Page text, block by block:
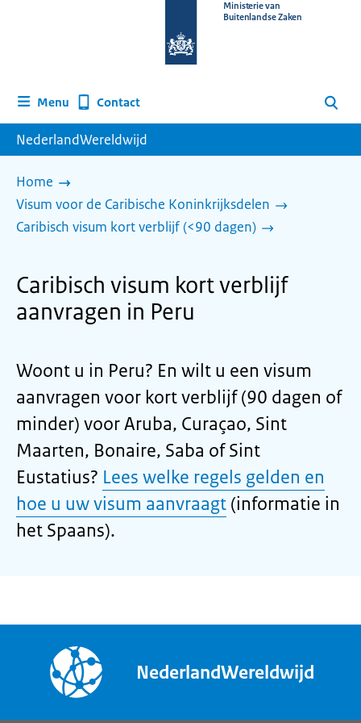
homepage
Ministerie van
Buitenlandse Zaken
Menu Contact Zoeken
NederlandWereldwijd
Home
Visum voor de Caribische Koninkrijksdelen
Caribisch visum kort verblijf (<90 dagen)
Caribisch visum kort verblijf
aanvragen in Peru
Woont u in Peru? En wilt u een visum
aanvragen voor kort verblijf (90 dagen of
minder) voor Aruba, Curaçao, Sint
Maarten, Bonaire, Saba of Sint
Eustatius? Lees welke regels gelden en
hoe u uw visum aanvraagt (informatie in
het Spaans).
NederlandWereldwijd